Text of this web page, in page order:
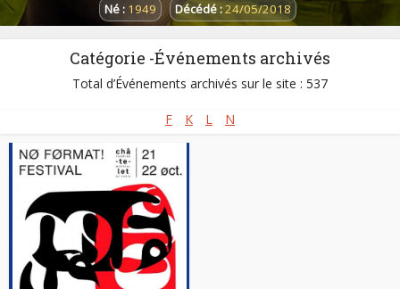
Né : 1949 Décédé :24/05/2018
Catégorie -Événements archivés
Total d’Événements archivés sur le site : 537
F K L N